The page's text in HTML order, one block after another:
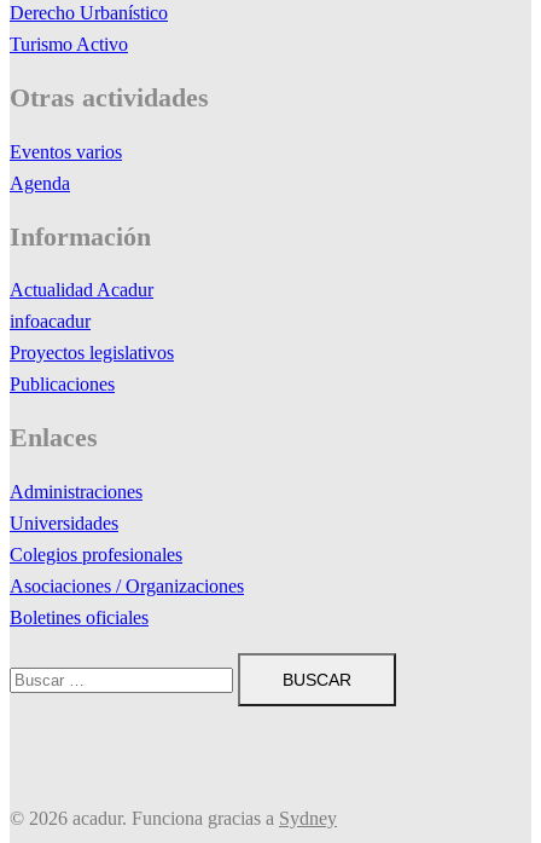
Derecho Urbanístico
Turismo Activo
Otras actividades
Eventos varios
Agenda
Información
Actualidad Acadur
infoacadur
Proyectos legislativos
Publicaciones
Enlaces
Administraciones
Universidades
Colegios profesionales
Asociaciones / Organizaciones
Boletines oficiales
Buscar:
© 2026 acadur. Funciona gracias a Sydney